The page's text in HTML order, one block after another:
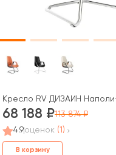
813D)
Кресло RV ДИЗАЙН
68 188
113 874
4.9оценок (1)
В корзину